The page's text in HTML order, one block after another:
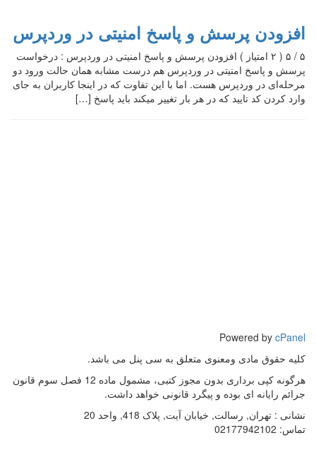
افزودن پرسش و پاسخ امنیتی در وردپرس
۵ / ۵ ( ۲ امتیاز ) افزودن پرسش و پاسخ امنیتی در وردپرس : درخواست
پرسش و پاسخ امنیتی در وردپرس هم درست مشابه همان حالت ورود دو
مرحله‌ای در وردپرس هست. اما با این تفاوت که در اینجا کاربران به جای
وارد کردن کد تایید که در هر بار تغییر میکند باید پاسخ […]
Powered by cPanel
کلیه حقوق مادی ومعنوی متعلق به سی پنل می باشد.
هرگونه کپی برداری بدون مجوز کتبی، مشمول ماده 12 فصل سوم قانون
جرائم رایانه ای بوده و پیگرد قانونی خواهد داشت.
نشانی : تهران, رسالت, خیابان آیت, پلاک 418, واحد 20
تماس: